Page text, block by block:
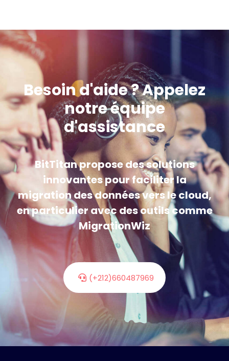
Besoin d'aide ? Appelez
notre équipe
d'assistance
BitTitan propose des solutions
innovantes pour faciliter la
migration des données vers le cloud,
en particulier avec des outils comme
MigrationWiz
(+212)660487969